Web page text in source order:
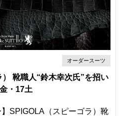
オーダースーツ
靴職人“鈴木幸次氏”を招い
・17土
】SPIGOLA（スピーゴラ）靴